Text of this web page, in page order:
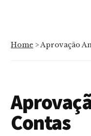
Home >Aprovação
Contas